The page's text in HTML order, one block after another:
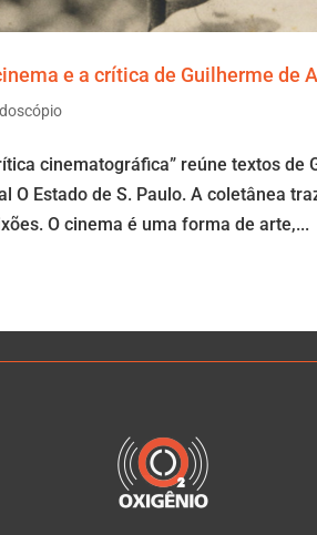
e a crítica de Guilherme de
cinematográfica” reúne textos de
O Estado de S. Paulo. A coletânea
O cinema é uma forma de arte,...